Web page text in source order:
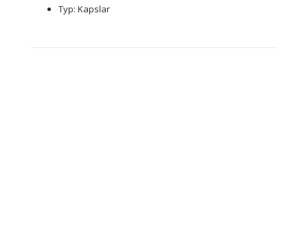
Typ: Kapslar